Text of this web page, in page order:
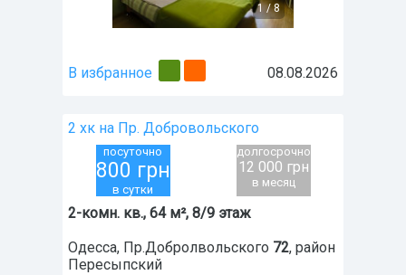
1/8
В избранное 08.08.2026
2 хк на Пр. Добровольского
посуточно
800 грн
в сутки
долгосрочно
12 000 грн
в месяц
2-комн. кв., 64 м², 8/9 этаж
Одесса, Пр.Добролвольского 72, район
Пересыпский